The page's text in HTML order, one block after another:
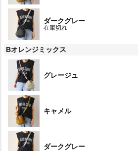
ダークグレー
在庫切れ
Bオレンジミックス
グレージュ
キャメル
ダークグレー